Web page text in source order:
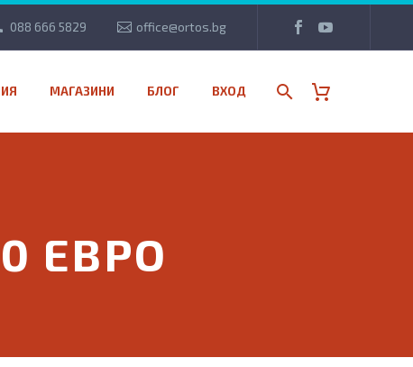
088 666 5829 office@ortos.bg
МАГАЗИНИ БЛОГ ВХОД
ЕВРО